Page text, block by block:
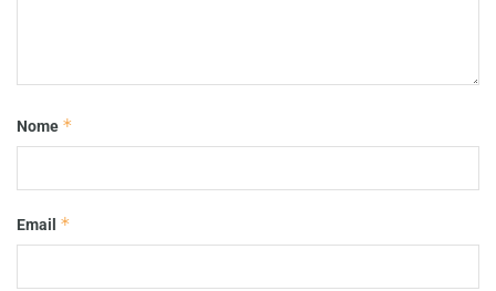
Nome *
Email *